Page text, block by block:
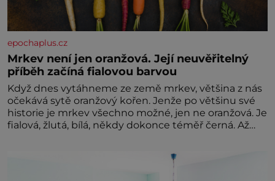
epochaplus.cz
Mrkev není jen oranžová. Její neuvěřitelný
příběh začíná fialovou barvou
Když dnes vytáhneme ze země mrkev, většina z nás
očekává sytě oranžový kořen. Jenže po většinu své
historie je mrkev všechno možné, jen ne oranžová. Je
fialová, žlutá, bílá, někdy dokonce téměř černá. Až
nedokážeme představit. Její příběh je